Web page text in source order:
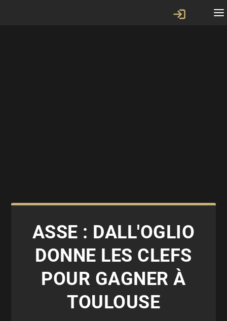
ASSE : DALL'OGLIO
DONNE LES CLEFS
POUR GAGNER À
TOULOUSE